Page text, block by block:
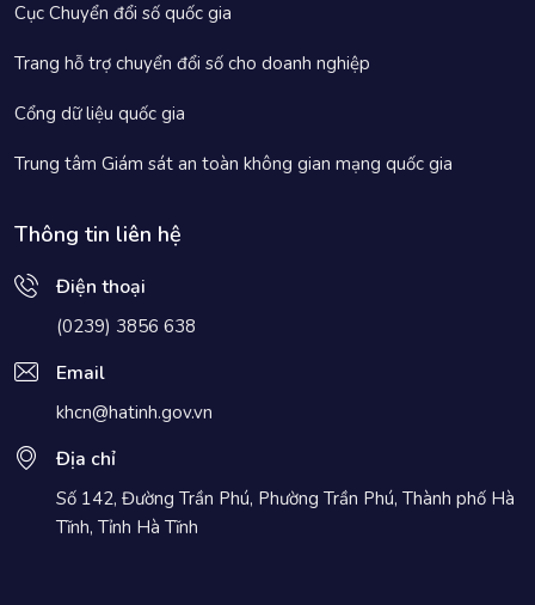
Cục Chuyển đổi số quốc gia
Trang hỗ trợ chuyển đổi số cho doanh nghiệp
Cổng dữ liệu quốc gia
Trung tâm Giám sát an toàn không gian mạng quốc gia
Thông tin liên hệ
Điện thoại
(0239) 3856 638
Email
khcn@hatinh.gov.vn
Địa chỉ
Số 142, Đường Trần Phú, Phường Trần Phú, Thành phố Hà
Tĩnh, Tỉnh Hà Tĩnh